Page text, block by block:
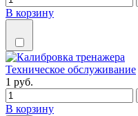
В корзину
Техническое обслуживание
1 руб.
В корзину